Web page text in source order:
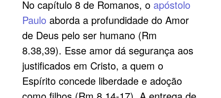
No capítulo 8 de Romanos, o apóstolo
Pauloaborda a profundidade do Amor
de Deus pelo ser humano (Rm
8.38,39). Esse amor dá segurança aos
justificados em Cristo, a quem o
Espírito concede liberdade e adoção